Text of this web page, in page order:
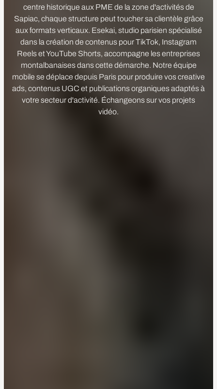
centre historique aux PME de la zone d'activités de
Sapiac, chaque structure peut toucher sa clientèle grâce
aux formats verticaux. Esekai, studio parisien spécialisé
dans la création de contenus pour TikTok, Instagram
Reels et YouTube Shorts, accompagne les entreprises
montalbanaises dans cette démarche. Notre équipe
mobile se déplace depuis Paris pour produire vos creative
ads, contenus UGC et publications organiques adaptés à
votre secteur d'activité. Échangeons sur vos projets
vidéo.